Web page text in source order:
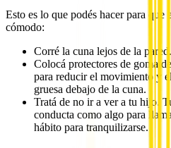
Esto es lo que podés hacer para que
cómodo:
Corré la cuna lejos de la pared.
Colocá protectores de goma
para reducir el movimiento y
gruesa debajo de la cuna.
Tratá de no ir a ver a tu hijo.
conducta como algo para
hábito para tranquilizarse.